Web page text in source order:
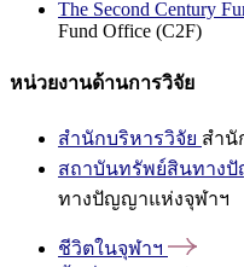
The Second Century
Fund Office (C2F)
หน่วยงานด้านการวิจัย
สำนักบริหารวิจัย สำนั
สถาบันทรัพย์สินทาง
ทางปัญญาแห่งจุฬาฯ
ชีวิตในจุฬาฯ